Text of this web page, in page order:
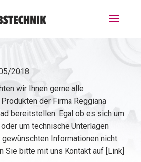
2018
wir Ihnen gerne alle
der Firma Reggiana
bereitstellen. Egal ob es sich um
um technische Unterlagen
gewünschten Informationen nicht
Sie bitte mit uns Kontakt auf [Link]